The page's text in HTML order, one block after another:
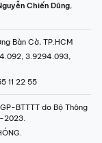
BTTTT do Bộ Thông
/
PODCAST